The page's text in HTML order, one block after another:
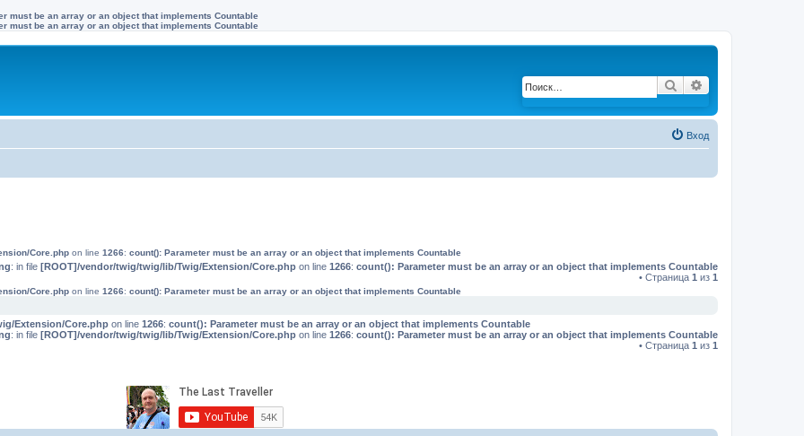
must be an array or an object that implements Countable
must be an array or an object that implements Countable
Поиск
Вход
Core.php on line 1266: count(): Parameter must be an array or an object that implements Countable
: in file [ROOT]/vendor/twig/twig/lib/Twig/Extension/Core.php on line 1266: count(): Parameter must be an array or an object that implements Countable
• Страница 1 из 1
Core.php on line 1266: count(): Parameter must be an array or an object that implements Countable
Extension/Core.php on line 1266: count(): Parameter must be an array or an object that implements Countable
: in file [ROOT]/vendor/twig/twig/lib/Twig/Extension/Core.php on line 1266: count(): Parameter must be an array or an object that implements Countable
• Страница 1 из 1